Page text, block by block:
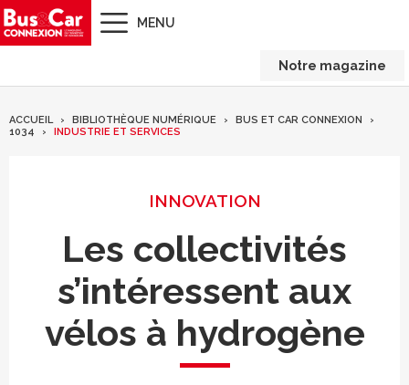
MENU
Notre magazine
ACCUEIL BIBLIOTHÈQUE NUMÉRIQUE
BUS ET CAR CONNEXION
1034
INDUSTRIE ET SERVICES
INNOVATION
Les collectivités
s’intéressent aux
vélos à hydrogène